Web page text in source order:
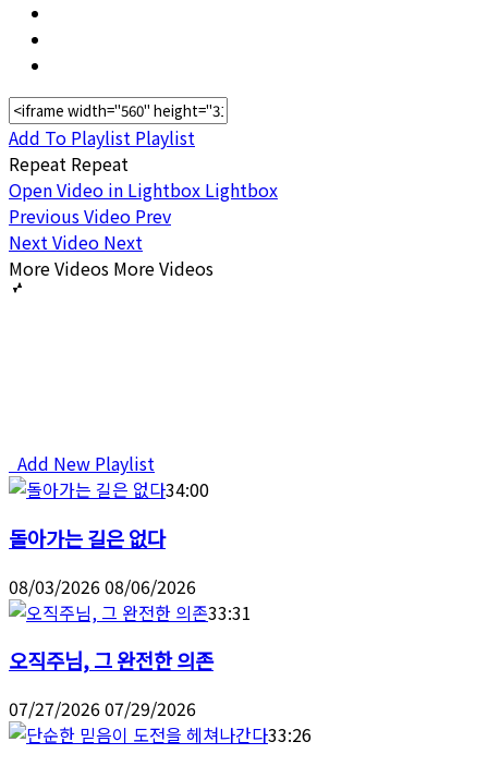
Add To Playlist Playlist
Repeat Repeat
Open Video in Lightbox Lightbox
Previous Video Prev
Next Video Next
More Videos More Videos
Add New Playlist
34:00
돌아가는 길은 없다
08/03/202608/06/2026
33:31
오직주님, 그 완전한 의존
07/27/202607/29/2026
33:26